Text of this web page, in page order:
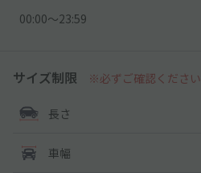
00:00〜23:59
サイズ制限 ※必ずご確認ください
長さ
車幅